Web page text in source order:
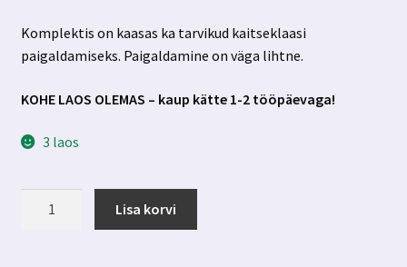
Komplektis on kaasas ka tarvikud kaitseklaasi
paigaldamiseks. Paigaldamine on väga lihtne.
KOHE LAOS OLEMAS – kaup kätte 1-2 tööpäevaga!
3 laos
Lisa korvi